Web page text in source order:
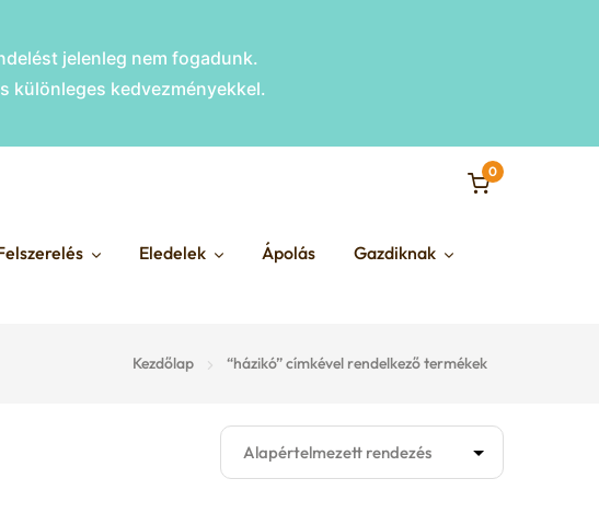
jelenleg nem fogadunk.
különleges kedvezményekkel.
0
Eledelek Ápolás Gazdiknak
Kezdőlap “házikó” címkével rendelkező termékek